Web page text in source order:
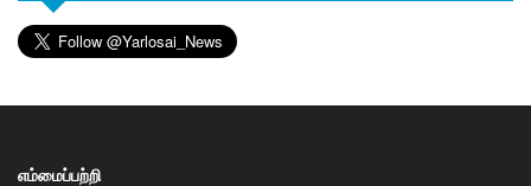
எம்மைப்பற்றி